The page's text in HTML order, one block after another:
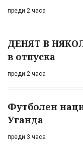
преди 2 часа
ДЕНЯТ В
в отпуска
преди 2 часа
Футболен
Уганда
преди 3 часа